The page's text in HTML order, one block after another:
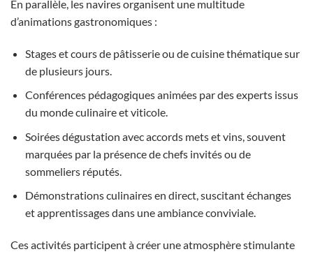
En parallèle, les navires organisent une multitude
d’animations gastronomiques :
Stages et cours de pâtisserie ou de cuisine thématique sur
de plusieurs jours.
Conférences pédagogiques animées par des experts issus
du monde culinaire et viticole.
Soirées dégustation avec accords mets et vins, souvent
marquées par la présence de chefs invités ou de
sommeliers réputés.
Démonstrations culinaires en direct, suscitant échanges
et apprentissages dans une ambiance conviviale.
Ces activités participent à créer une atmosphère stimulante